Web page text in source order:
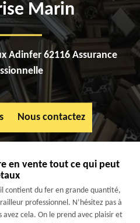
Marin
Adinfer 62116 Assurance
Nous contactez
en vente tout ce qui peut
contient du fer en grande quantité,
professionnel. N’hésitez pas à
cela. On le prend avec plaisir et